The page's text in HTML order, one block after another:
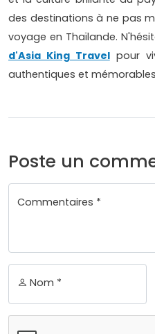
des destinations à ne pas
voyage en Thaïlande.
d'Asia King Travelpour
authentiques et
Poste un
Commentaires *
Nom *